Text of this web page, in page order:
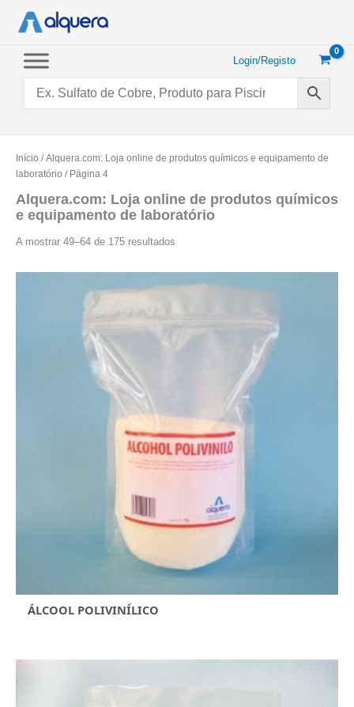
conteúdo
Login/Registo
Início /Alquera.com: Loja online de produtos químicos e equipamento de
laboratório / Página 4
Alquera.com: Loja online de produtos químicos
e equipamento de laboratório
A mostrar 49–64 de 175 resultados
ÁLCOOL POLIVINÍLICO